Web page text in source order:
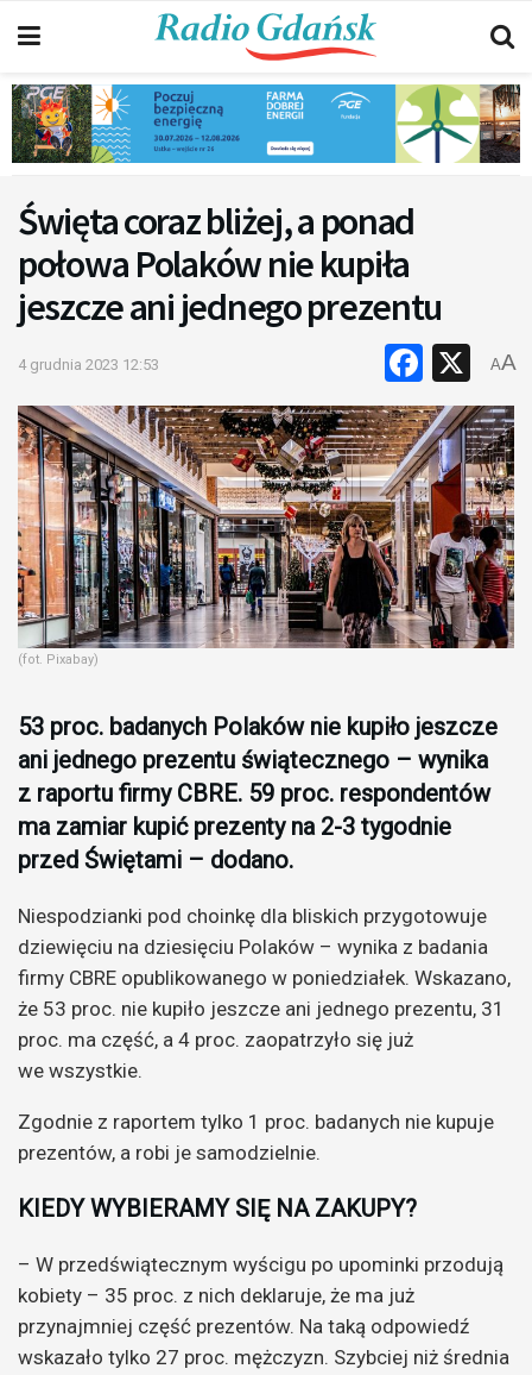
Święta coraz bliżej, a ponad
połowa Polaków nie kupiła
jeszcze ani jednego prezentu
4 grudnia 2023 12:53 X
AA
(fot. Pixabay)
53 proc. badanych Polaków nie kupiło jeszcze
ani jednego prezentu świątecznego – wynika
z raportu firmy CBRE. 59 proc. respondentów
ma zamiar kupić prezenty na 2-3 tygodnie
przed Świętami – dodano.
Niespodzianki pod choinkę dla bliskich przygotowuje
dziewięciu na dziesięciu Polaków – wynika z badania
firmy CBRE opublikowanego w poniedziałek. Wskazano,
że 53 proc. nie kupiło jeszcze ani jednego prezentu, 31
proc. ma część, a 4 proc. zaopatrzyło się już
we wszystkie.
Zgodnie z raportem tylko 1 proc. badanych nie kupuje
prezentów, a robi je samodzielnie.
KIEDY WYBIERAMY SIĘ NA ZAKUPY?
– W przedświątecznym wyścigu po upominki przodują
kobiety – 35 proc. z nich deklaruje, że ma już
przynajmniej część prezentów. Na taką odpowiedź
wskazało tylko 27 proc. mężczyzn. Szybciej niż średnia